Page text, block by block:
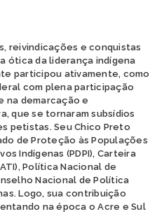
reivindicações e conquistas
ótica da liderança indígena
participou ativamente, como
com plena participação
na demarcação e
que se tornaram subsídios
petistas. Seu Chico Preto
de Proteção às Populações
Indígenas (PDPI), Carteira
Política Nacional de
Nacional de Política
Logo, sua contribuição
na época o Acre e Sul